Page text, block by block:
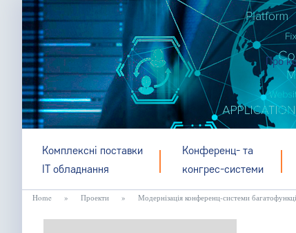
Про
Комплексні поставки
IT обладнання
Конференц- та
конгрес-системи
Home » Проекти » Модернізація конференц-системи